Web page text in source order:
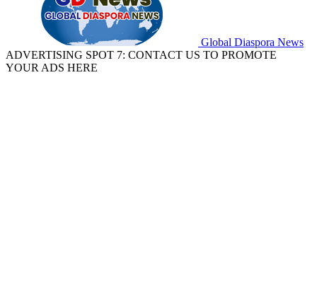
Global Diaspora News
ADVERTISING SPOT 7: CONTACT US TO PROMOTE
YOUR ADS HERE